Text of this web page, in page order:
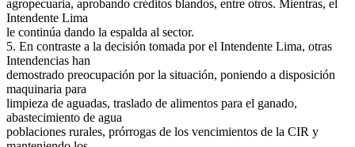
agropecuaria, aprobando créditos blandos, entre otros. Mientras, el
Intendente Lima
le continúa dando la espalda al sector.
5. En contraste a la decisión tomada por el Intendente Lima, otras
Intendencias han
demostrado preocupación por la situación, poniendo a disposición
maquinaria para
limpieza de aguadas, traslado de alimentos para el ganado,
abastecimiento de agua
poblaciones rurales, prórrogas de los vencimientos de la CIR y